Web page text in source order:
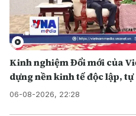
Kinh nghiệm Đổi mới của
dựng nền kinh tế độc lập,
06-08-2026, 22:28